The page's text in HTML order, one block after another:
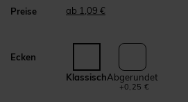
Preise ab 1,09 €
Ecken
KlassischAbgerundet
+0,25 €